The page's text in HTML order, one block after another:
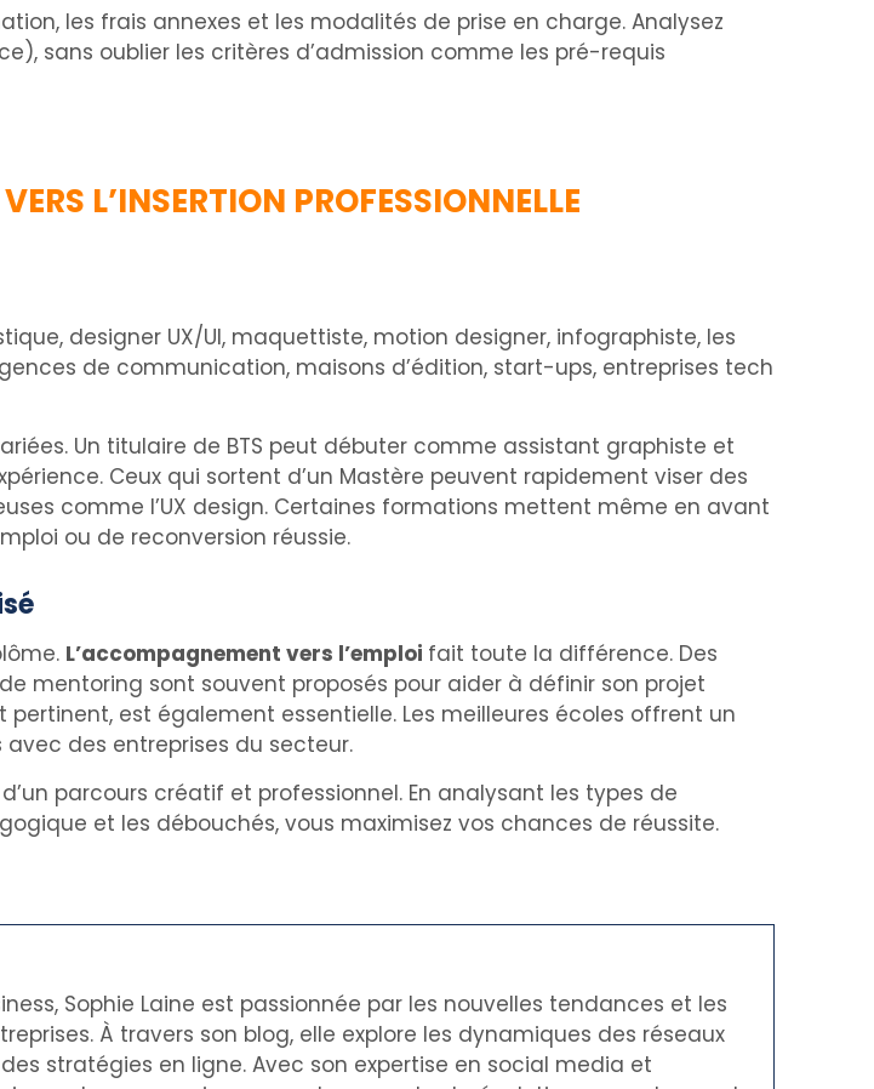
les frais annexes et les modalités de prise en charge. Analysez
sans oublier les critères d’admission comme les pré-requis
L’INSERTION PROFESSIONNELLE
designer UX/UI, maquettiste, motion designer, infographiste, les
de communication, maisons d’édition, start-ups, entreprises tech
Un titulaire de BTS peut débuter comme assistant graphiste et
Ceux qui sortent d’un Mastère peuvent rapidement viser des
comme l’UX design. Certaines formations mettent même en avant
ou de reconversion réussie.
L’accompagnement vers l’emploi fait toute la différence. Des
mentoring sont souvent proposés pour aider à définir son projet
est également essentielle. Les meilleures écoles offrent un
des entreprises du secteur.
parcours créatif et professionnel. En analysant les types de
et les débouchés, vous maximisez vos chances de réussite.
Sophie Laine est passionnée par les nouvelles tendances et les
À travers son blog, elle explore les dynamiques des réseaux
stratégies en ligne. Avec son expertise en social media et